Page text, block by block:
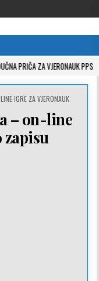
ZA VJERONAUK PPS
IGRE ZA VJERONAUK
– on-line
zapisu